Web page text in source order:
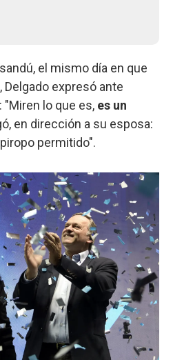
el mismo día en que
Delgado expresó ante
lo que es, es un
en dirección a su esposa:
permitido".